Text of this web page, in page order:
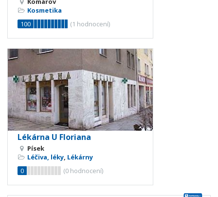
Kosmetika
100
(1 hodnocení)
Lékárna U Floriana
Písek
Léčiva, léky, Lékárny
0
(0 hodnocení)